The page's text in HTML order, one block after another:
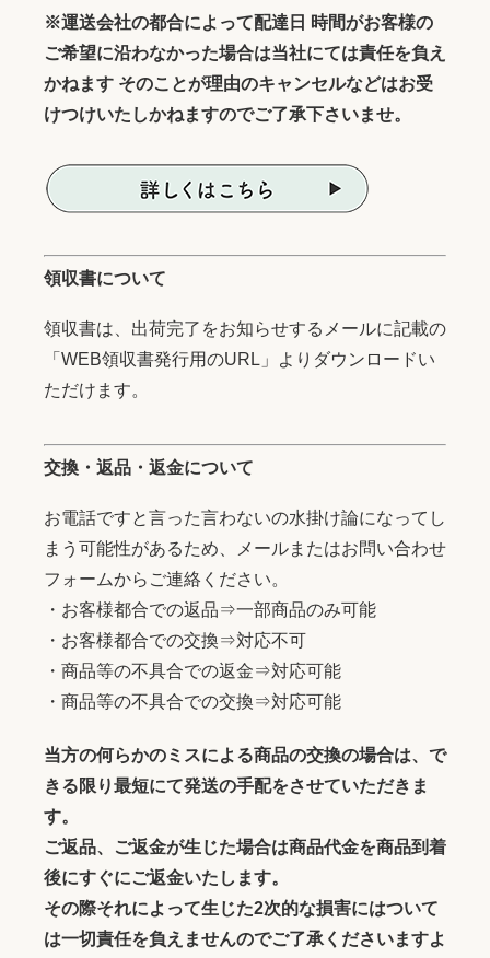
※運送会社の都合によって配達日 時間がお客様の
ご希望に沿わなかった場合は当社にては責任を負え
かねます そのことが理由のキャンセルなどはお受
けつけいたしかねますのでご了承下さいませ。
領収書について
領収書は、出荷完了をお知らせするメールに記載の
「WEB領収書発行用のURL」よりダウンロードい
ただけます。
交換・返品・返金について
お電話ですと言った言わないの水掛け論になってし
まう可能性があるため、メールまたはお問い合わせ
フォームからご連絡ください。
・お客様都合での返品⇒一部商品のみ可能
・お客様都合での交換⇒対応不可
・商品等の不具合での返金⇒対応可能
・商品等の不具合での交換⇒対応可能
当方の何らかのミスによる商品の交換の場合は、で
きる限り最短にて発送の手配をさせていただきま
す。
ご返品、ご返金が生じた場合は商品代金を商品到着
後にすぐにご返金いたします。
その際それによって生じた2次的な損害にはついて
は一切責任を負えませんのでご了承くださいますよ